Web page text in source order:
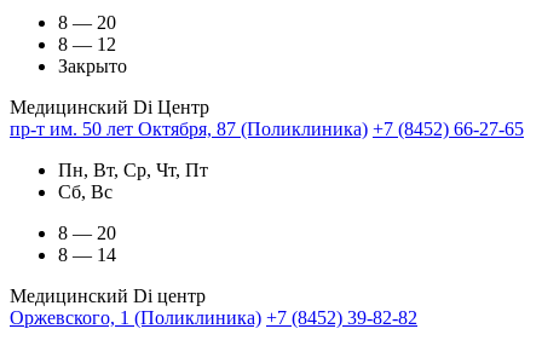
8 — 20
8 — 12
Закрыто
Медицинский Di Центр
пр-т им. 50 лет Октября, 87 (Поликлиника) +7 (8452) 66-27-65
Пн, Вт, Ср, Чт, Пт
Сб, Вс
8 — 20
8 — 14
Медицинский Di центр
Оржевского, 1 (Поликлиника) +7 (8452) 39-82-82